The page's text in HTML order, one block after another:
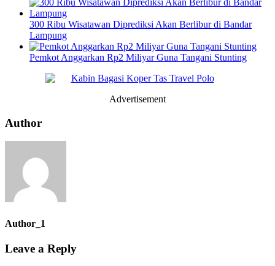
300 Ribu Wisatawan Diprediksi Akan Berlibur di Bandar
Lampung
Pemkot Anggarkan Rp2 Miliyar Guna Tangani Stunting
Advertisement
Author
Author_1
Leave a Reply